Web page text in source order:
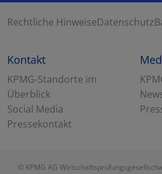
Rechtliche HinweiseDatenschutz
Kontakt
KPMG-Standorte im
Überblick
Social Media
Pressekontakt
© KPMG AG